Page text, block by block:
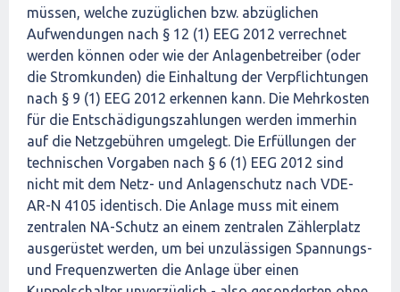
müssen, welche zuzüglichen bzw. abzüglichen
Aufwendungen nach § 12 (1) EEG 2012 verrechnet
werden können oder wie der Anlagenbetreiber (oder
die Stromkunden) die Einhaltung der Verpflichtungen
nach § 9 (1) EEG 2012 erkennen kann. Die Mehrkosten
für die Entschädigungszahlungen werden immerhin
auf die Netzgebühren umgelegt. Die Erfüllungen der
technischen Vorgaben nach § 6 (1) EEG 2012 sind
nicht mit dem Netz- und Anlagenschutz nach VDE-
AR-N 4105 identisch. Die Anlage muss mit einem
zentralen NA-Schutz an einem zentralen Zählerplatz
ausgerüstet werden, um bei unzulässigen Spannungs-
und Frequenzwerten die Anlage über einen